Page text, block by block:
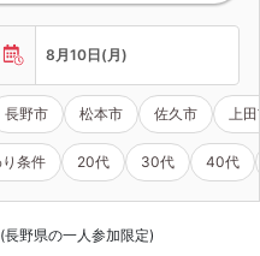
8月10日(月)
長野市 松本市 佐久市 上
条件 20代 30代 40代
野県の一人参加限定)